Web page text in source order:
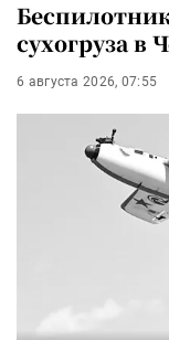
сухогруза в
6 августа 2026, 07:55